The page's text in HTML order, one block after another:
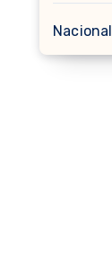
Nacional